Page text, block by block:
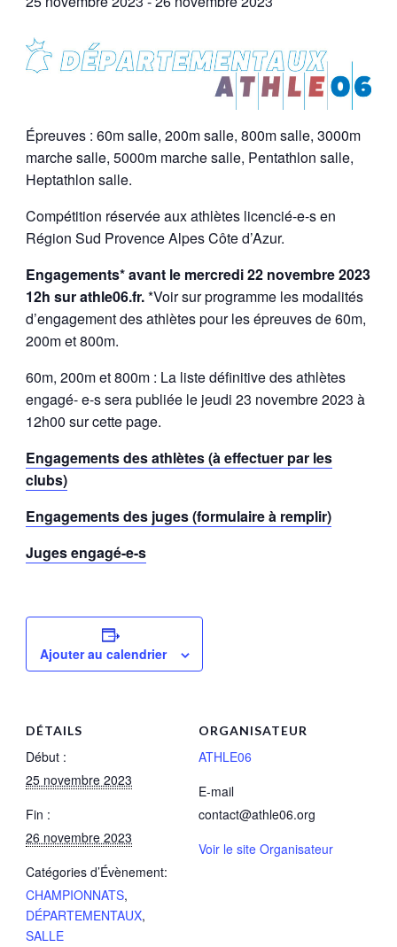
Épreuves : 60m salle, 200m salle, 800m salle, 3000m
marche salle, 5000m marche salle, Pentathlon salle,
Heptathlon salle.
Compétition réservée aux athlètes licencié-e-s en
Région Sud Provence Alpes Côte d’Azur.
Engagements* avant le mercredi 22 novembre 2023
12h sur athle06.fr.*Voir sur programme les modalités
d’engagement des athlètes pour les épreuves de 60m,
200m et 800m.
60m, 200m et 800m : La liste définitive des athlètes
engagé- e-s sera publiée le jeudi 23 novembre 2023 à
12h00 sur cette page.
Engagements des athlètes (à effectuer par les
clubs)
Engagements des juges (formulaire à remplir)
Juges engagé-e-s
Ajouter au calendrier
DÉTAILS
Début :
25 novembre 2023
Fin :
26 novembre 2023
Catégories d’Évènement:
CHAMPIONNATS,
DÉPARTEMENTAUX,
SALLE
ORGANISATEUR
ATHLE06
E-mail
contact@athle06.org
Voir le site Organisateur